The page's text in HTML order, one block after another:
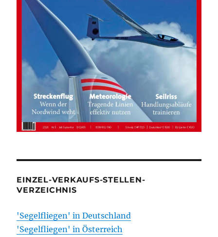
EINZEL-VERKAUFS-STELLEN-
VERZEICHNIS
'Segelfliegen' in Deutschland
'Segelfliegen' in Österreich